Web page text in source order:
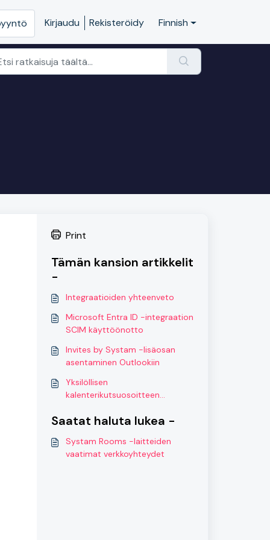
Kirjaudu Rekisteröidy Finnish
Print
Tämän kansion artikkelit
-
Integraatioiden yhteenveto
Microsoft Entra ID -integraation
SCIM käyttöönotto
Invites by Systam -lisäosan
asentaminen Outlookiin
Yksilöllisen
kalenterikutsuosoitteen
Saatat haluta lukea -
Systam Rooms -laitteiden
vaatimat verkkoyhteydet